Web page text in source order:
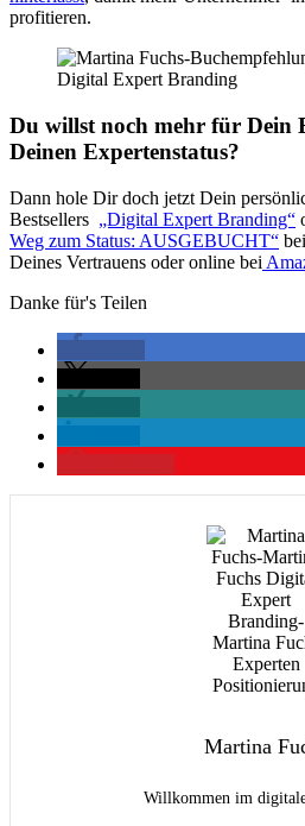
profitieren.
Du willst noch mehr für Dein
Deinen Expertenstatus?
Dann hole Dir doch jetzt Dein
Bestsellers „Digital Expert Branding“
Weg zum Status: AUSGEBUCHT“
Deines Vertrauens oder online bei
Danke für's Teilen
Martina
Willkommen im